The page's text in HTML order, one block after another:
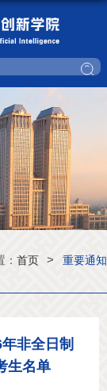
首页 > 重要通知
非全日制
生名单